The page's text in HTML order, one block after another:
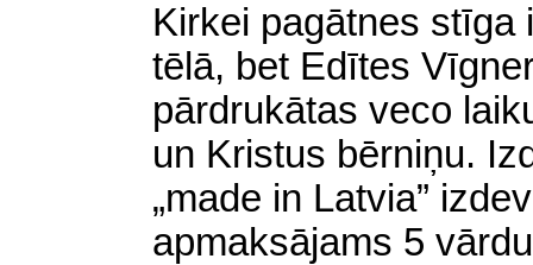
Kirkei pagātnes
tēlā, bet Edītes
pārdrukātas veco
un Kristus bērniņu.
„made in Latvia”
apmaksājams 5